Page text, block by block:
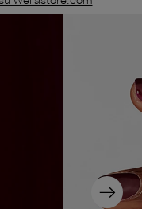
Next